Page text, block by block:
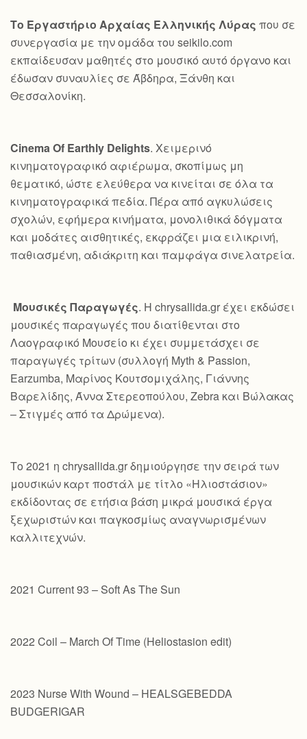
Το Εργαστήριο Αρχαίας Ελληνικής Λύρας που σε
συνεργασία με την ομάδα του seikilo.com
εκπαίδευσαν μαθητές στο μουσικό αυτό όργανο και
έδωσαν συναυλίες σε Άβδηρα, Ξάνθη και
Θεσσαλονίκη.
Cinema Of Earthly Delights. Χειμερινό
κινηματογραφικό αφιέρωμα, σκοπίμως μη
θεματικό, ώστε ελεύθερα να κινείται σε όλα τα
κινηματογραφικά πεδία. Πέρα από αγκυλώσεις
σχολών, εφήμερα κινήματα, μονολιθικά δόγματα
και μοδάτες αισθητικές, εκφράζει μια ειλικρινή,
παθιασμένη, αδιάκριτη και παμφάγα σινελατρεία.
Μουσικές Παραγωγές. Η chrysallida.gr έχει εκδώσει
μουσικές παραγωγές που διατίθενται στο
Λαογραφικό Μουσείο κι έχει συμμετάσχει σε
παραγωγές τρίτων (συλλογή Myth & Passion,
Earzumba, Μαρίνος Κουτσομιχάλης, Γιάννης
Βαρελίδης, Άννα Στερεοπούλου, Zebra και Βώλακας
– Στιγμές από τα Δρώμενα).
Το 2021 η chrysallida.gr δημιούργησε την σειρά των
μουσικών καρτ ποστάλ με τίτλο «Ηλιοστάσιον»
εκδίδοντας σε ετήσια βάση μικρά μουσικά έργα
ξεχωριστών και παγκοσμίως αναγνωρισμένων
καλλιτεχνών.
2021 Current 93 – Soft As The Sun
2022 Coil – March Of Time (Heliostasion edit)
2023 Nurse With Wound – HEALSGEBEDDA
BUDGERIGAR